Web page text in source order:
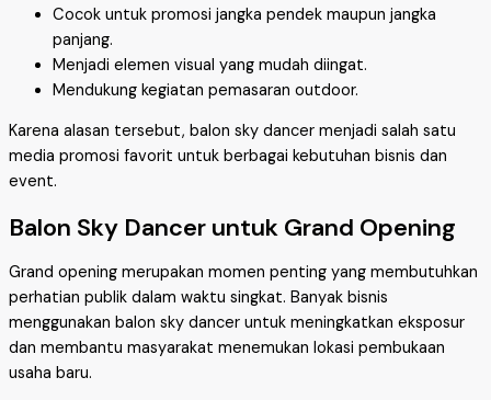
Cocok untuk promosi jangka pendek maupun jangka
panjang.
Menjadi elemen visual yang mudah diingat.
Mendukung kegiatan pemasaran outdoor.
Karena alasan tersebut, balon sky dancer menjadi salah satu
media promosi favorit untuk berbagai kebutuhan bisnis dan
event.
Balon Sky Dancer untuk Grand Opening
Grand opening merupakan momen penting yang membutuhkan
perhatian publik dalam waktu singkat. Banyak bisnis
menggunakan balon sky dancer untuk meningkatkan eksposur
dan membantu masyarakat menemukan lokasi pembukaan
usaha baru.